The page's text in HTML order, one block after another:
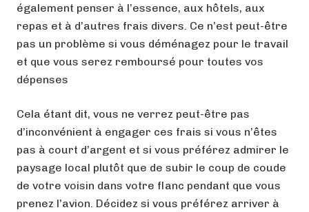
également penser à l’essence, aux hôtels, aux
repas et à d’autres frais divers. Ce n’est peut-être
pas un problème si vous déménagez pour le travail
et que vous serez remboursé pour toutes vos
dépenses
Cela étant dit, vous ne verrez peut-être pas
d’inconvénient à engager ces frais si vous n’êtes
pas à court d’argent et si vous préférez admirer le
paysage local plutôt que de subir le coup de coude
de votre voisin dans votre flanc pendant que vous
prenez l’avion. Décidez si vous préférez arriver à